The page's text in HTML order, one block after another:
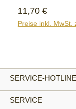
Küche und wird
einer
Regulärer Preis:
11,70 €
Preise inkl. MwSt.
SERVICE-HOTLINE
SERVICE